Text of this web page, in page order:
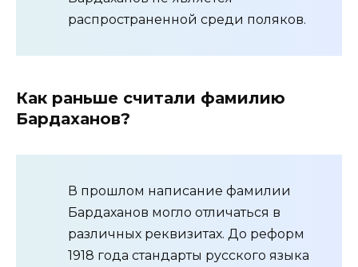
распространенной среди поляков.
Как раньше считали фамилию
Бардаханов?
В прошлом написание фамилии
Бардаханов могло отличаться в
различных реквизитах. До реформ
1918 года стандарты русского языка